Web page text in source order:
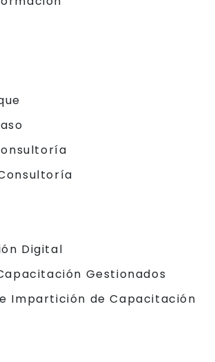
Digital
Gestionados
Impartición de Capacitación